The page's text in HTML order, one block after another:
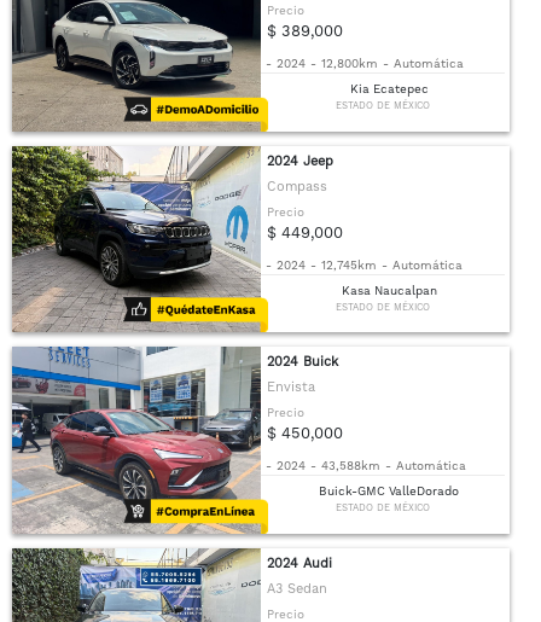
Precio
$ 389,000
- 2024 - 12,800km - Automática
Kia Ecatepec
ESTADO DE MÉXICO
2024 Jeep
Compass
Precio
$ 449,000
- 2024 - 12,745km - Automática
Kasa Naucalpan
ESTADO DE MÉXICO
2024 Buick
Envista
Precio
$ 450,000
- 2024 - 43,588km - Automática
Buick-GMC ValleDorado
ESTADO DE MÉXICO
2024 Audi
A3 Sedan
Precio